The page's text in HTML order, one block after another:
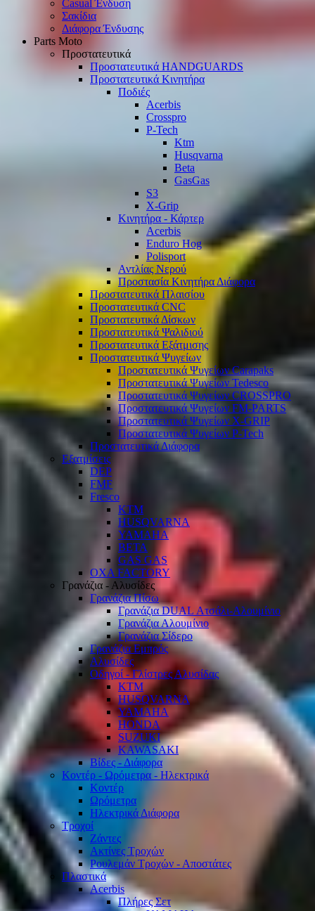
Casual Ένδυση
Σακίδια
Διάφορα Ένδυσης
Parts Moto
Προστατευτικά
Προστατευτικά HANDGUARDS
Προστατευτικά Κινητήρα
Ποδιές
Acerbis
Crosspro
P-Tech
Ktm
Husqvarna
Beta
GasGas
S3
X-Grip
Κινητήρα - Κάρτερ
Acerbis
Enduro Hog
Polisport
Αντλίας Νερού
Προστασία Κινητήρα Διάφορα
Προστατευτικά Πλαισίου
Προστατευτικά CNC
Προστατευτικά Δίσκων
Προστατευτικά Ψαλιδιού
Προστατευτικά Εξάτμισης
Προστατευτικά Ψυγείων
Προστατευτικά Ψυγείων Carapaks
Προστατευτικά Ψυγείων Tedesco
Προστατευτικά Ψυγείων CROSSPRO
Προστατευτικά Ψυγείων FM-PARTS
Προστατευτικά Ψυγείων X-GRIP
Προστατευτικά Ψυγείων P-Tech
Προστατευτικά Διάφορα
Εξατμίσεις
DEP
FMF
Fresco
KTM
HUSQVARNA
YAMAHA
BETA
GAS GAS
OXA FACTORY
Γρανάζια - Αλυσίδες
Γρανάζια Πίσω
Γρανάζια DUAL Ατσάλι-Αλουμίνιο
Γρανάζια Αλουμίνιο
Γρανάζια Σίδερο
Γρανάζια Εμπρός
Αλυσίδες
Οδηγοί - Γλίστρες Αλυσίδας
KTM
HUSQVARNA
YAMAHA
HONDA
SUZUKI
KAWASAKI
Βίδες - Διάφορα
Κοντέρ - Ωρόμετρα - Ηλεκτρικά
Κοντέρ
Ωρόμετρα
Ηλεκτρικά Διάφορα
Τροχοί
Ζάντες
Ακτίνες Τροχών
Ρουλεμάν Τροχών - Αποστάτες
Πλαστικά
Acerbis
Πλήρες Σετ